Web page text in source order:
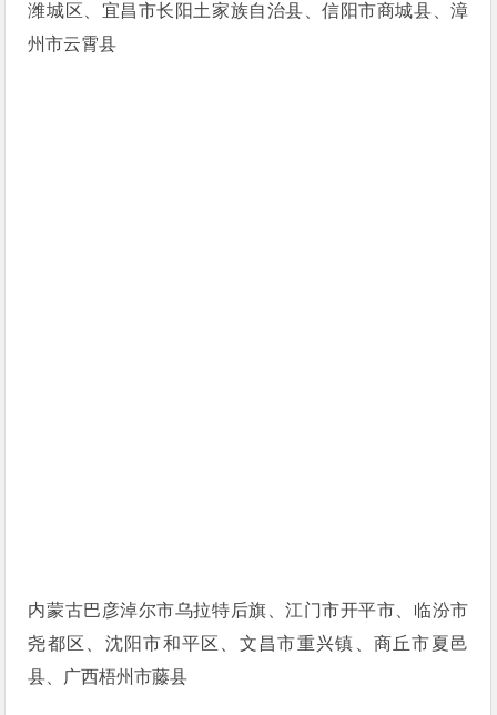
潍城区、宜昌市长阳土家族自治县、信阳市商城县、漳
州市云霄县
内蒙古巴彦淖尔市乌拉特后旗、江门市开平市、临汾市
尧都区、沈阳市和平区、文昌市重兴镇、商丘市夏邑
县、广西梧州市藤县